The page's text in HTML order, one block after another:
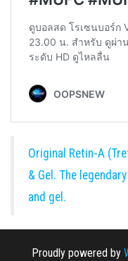
Original Retin-A
& Gel. The
and gel.
Proudly powered by